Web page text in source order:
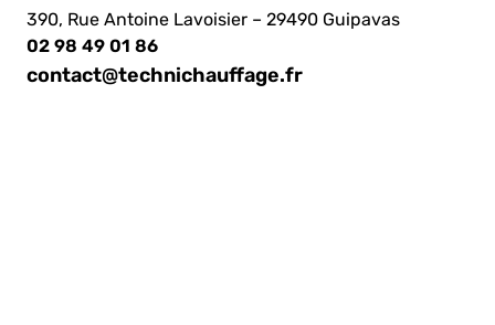
390, Rue Antoine Lavoisier – 29490 Guipavas
02 98 49 01 86
contact@technichauffage.fr